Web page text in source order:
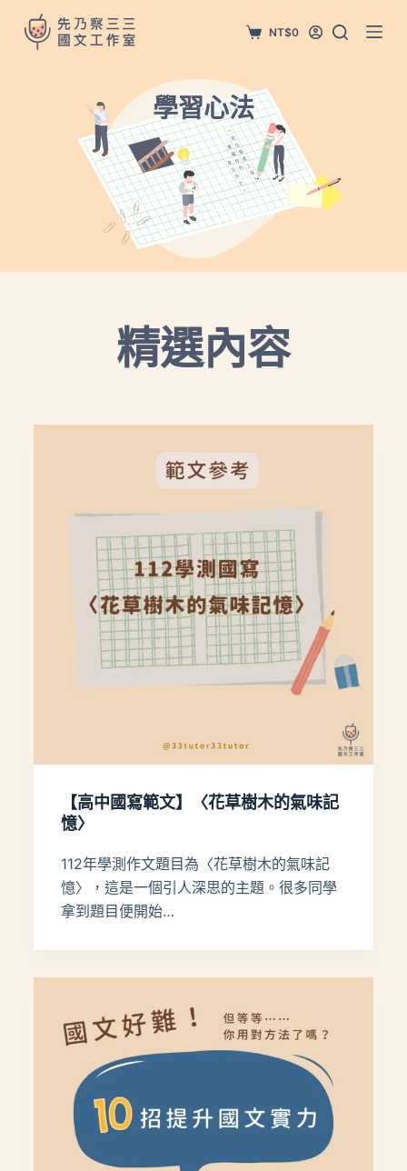
跳
至
NT$0
學習心法
精選內容
【高中國寫範文】〈花草樹木的氣味記
憶〉
112年學測作文題目為〈花草樹木的氣味記
憶〉，這是一個引人深思的主題。很多同學
拿到題目便開始…